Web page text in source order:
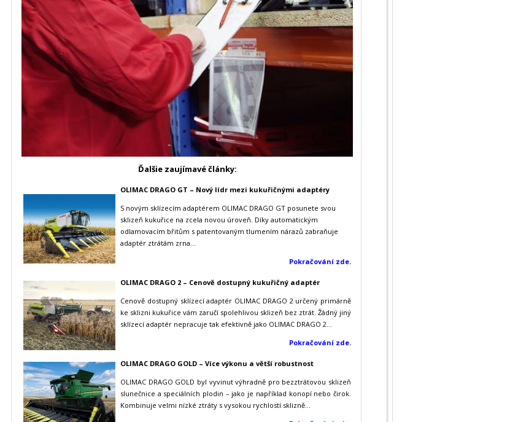
Ďalšie zaujímavé články:
OLIMAC DRAGO GT – Nový lídr mezi kukuřičnými adaptéry
S novým sklízecím adaptérem OLIMAC DRAGO GT posunete svou
sklizeň kukuřice na zcela novou úroveň. Díky automatickým
odlamovacím břitům s patentovaným tlumením nárazů zabraňuje
adaptér ztrátám zrna...
Pokračování zde.
OLIMAC DRAGO 2 – Cenově dostupný kukuřičný adaptér
Cenově dostupný sklízecí adaptér OLIMAC DRAGO 2 určený primárně
ke sklizni kukuřice vám zaručí spolehlivou sklizeň bez ztrát. Žádný jiný
sklízecí adaptér nepracuje tak efektivně jako OLIMAC DRAGO 2...
Pokračování zde.
OLIMAC DRAGO GOLD – Více výkonu a větší robustnost
OLIMAC DRAGO GOLD byl vyvinut výhradně pro bezztrátovou sklizeň
slunečnice a speciálních plodin – jako je například konopí nebo čirok.
Kombinuje velmi nízké ztráty s vysokou rychlostí sklizně...